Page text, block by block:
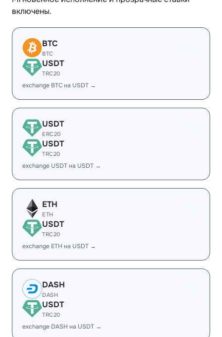
включены.
BTC
BTC
USDT
TRC20
exchange BTC на USDT →
USDT
ERC20
USDT
TRC20
exchange USDT на USDT →
ETH
ETH
USDT
TRC20
exchange ETH на USDT →
DASH
DASH
USDT
TRC20
exchange DASH на USDT →